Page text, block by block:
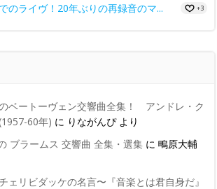
のライヴ！20年ぶりの再録音のマ... +3
ベートーヴェン交響曲全集！ アンドレ・ク
60年) に りながんぴより
ブラームス 交響曲 全集・選集 に 鴫原大輔
ェリビダッケの名言〜『音楽とは君自身だ』